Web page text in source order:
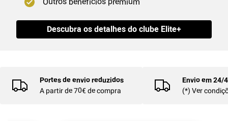
Descubra os detalhes do clube Elite+
Portes de envio reduzidos
A partir de 70€ de compra
Envio em 24/
(*) Ver